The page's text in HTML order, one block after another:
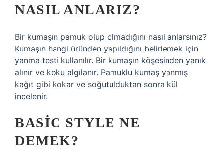
NASIL ANLARIZ?
Bir kumaşın pamuk olup olmadığını nasıl anlarsınız?
Kumaşın hangi üründen yapıldığını belirlemek için
yanma testi kullanılır. Bir kumaşın köşesinden yanık
alınır ve koku algılanır. Pamuklu kumaş yanmış
kağıt gibi kokar ve soğutulduktan sonra kül
incelenir.
BASIC STYLE NE
DEMEK?